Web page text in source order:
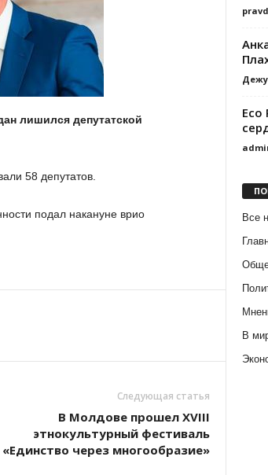
лишился депутатской
58 депутатов.
подал накануне врио
Следующая статья
В Молдове прошел XVIII
этнокультурный фестиваль
«Единство через многообразие»
Eco
Все
В